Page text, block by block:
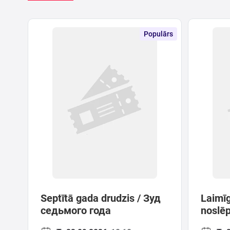
Septītā gada drudzis / Зуд
седьмого года
Populārs